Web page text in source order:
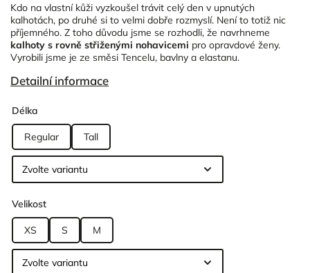
Kdo na vlastní kůži vyzkoušel trávit celý den v upnutých
kalhotách, po druhé si to velmi dobře rozmyslí. Není to totiž nic
příjemného. Z toho důvodu jsme se rozhodli, že navrhneme
kalhoty s rovně střiženými nohavicemi pro opravdové ženy.
Vyrobili jsme je ze směsi Tencelu, bavlny a elastanu.
Detailní informace
Délka
Regular Tall
Velikost
XS S M